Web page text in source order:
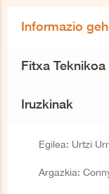
Informazio
Fitxa Teknikoa
Iruzkinak
Egilea: Urtzi
Argazkia: